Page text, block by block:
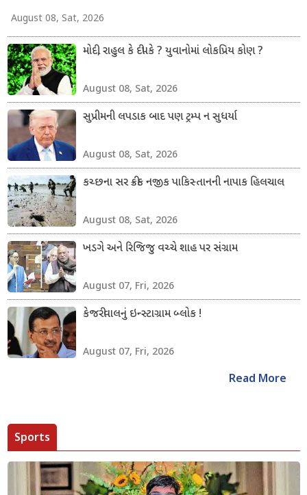
August 08, Sat, 2026
મોદી, રાહુલ કે દીપકે ? યુવાનોમાં લોકપ્રિય કોણ ?
August 08, Sat, 2026
સુપ્રીમની લપડાક બાદ પણ ટ્રમ્પ ન સુધર્યા
August 08, Sat, 2026
કચ્છના સર ક્રીક નજીક પાકિસ્તાનની નાપાક હિલચાલ
August 08, Sat, 2026
ખડગે અને રિજિજુ વચ્ચે શાહ પર સંગ્રામ
August 07, Fri, 2026
કેજરીવાલનું ઇન્સ્ટાગ્રામ બ્લોક !
August 07, Fri, 2026
Read More
Sports